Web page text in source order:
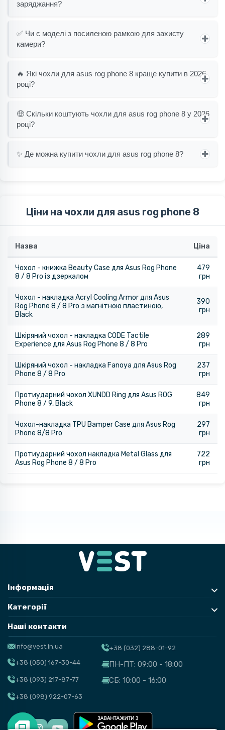
заряджання?
✅ Чи є моделі з посиленою рамкою для захисту
камери?
🔥 Які чохли для asus rog phone 8 краще купити в 2026
році?
🤑 Скільки коштують чохли для asus rog phone 8 у 2026
році?
✨ Де можна купити чохли для asus rog phone 8?
Ціни на чохли для asus rog phone 8
Назва Ціна
Чохол - книжка Beauty Case для Asus Rog Phone
8 / 8 Pro із дзеркалом
479
грн
Чохол - накладка Acryl Cooling Armor для Asus
Rog Phone 8 / 8 Pro з магнітною пластиною,
Black
390
грн
Шкіряний чохол - накладка CODE Tactile
Experience для Asus Rog Phone 8 / 8 Pro
289
грн
Шкіряний чохол - накладка Fanoya для Asus Rog
Phone 8 / 8 Pro​
237
грн
Протиударний чохол XUNDD Ring для Asus ROG
Phone 8 / 9, Black
849
грн
Чохол-накладка TPU Bamper Case для Asus Rog
Phone 8/8 Pro
297
грн
Протиударний чохол накладка Metal Glass для
Asus Rog Phone 8 / 8 Pro
722
грн
Інформація
Категорії
Наші контакти
info@vest.in.ua
+38 (050) 167-30-44
+38 (093) 217-87-77
+38 (098) 922-07-63
+38 (032) 288-01-92
ПН-ПТ: 09:00 - 18:00
СБ: 10:00 - 16:00